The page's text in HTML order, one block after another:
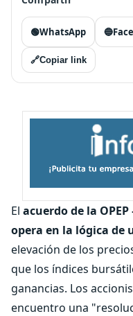
🟢WhatsApp 🔵
🔗Copiar link
El acuerdo de la
opera en la lógica de
elevación de los
que los índices
ganancias. Los
encuentro una